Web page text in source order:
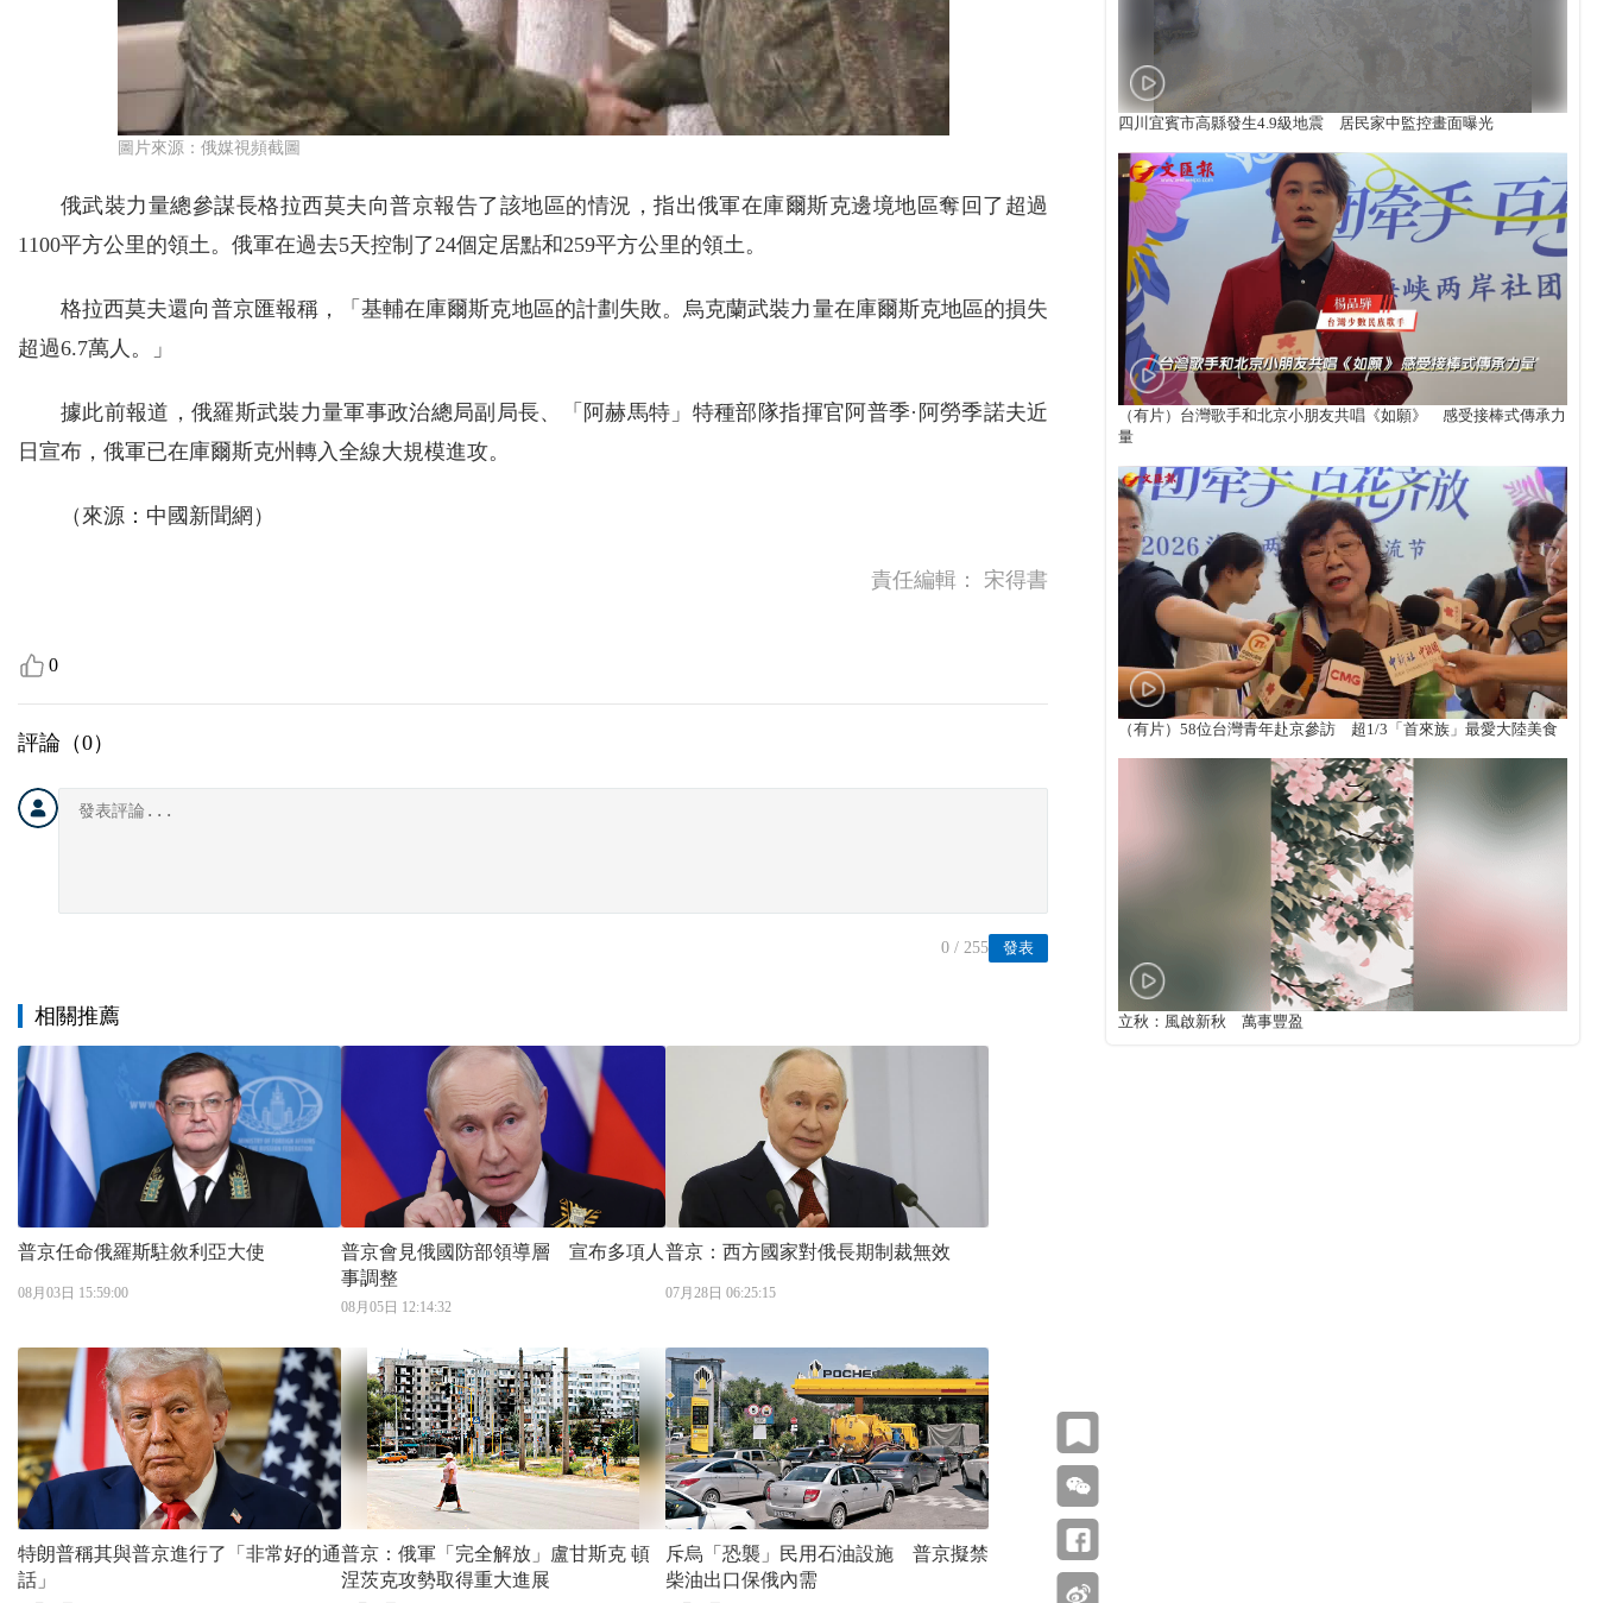
圖片來源：俄媒視頻截圖
俄武裝力量總參謀長格拉西莫夫向普京報告了該地區的情況，指出俄軍在庫爾斯克邊境地區奪回了超過
1100平方公里的領土。俄軍在過去5天控制了24個定居點和259平方公里的領土。
格拉西莫夫還向普京匯報稱，「基輔在庫爾斯克地區的計劃失敗。烏克蘭武裝力量在庫爾斯克地區的損失
超過6.7萬人。」
據此前報道，俄羅斯武裝力量軍事政治總局副局長、「阿赫馬特」特種部隊指揮官阿普季·阿勞季諾夫近
日宣布，俄軍已在庫爾斯克州轉入全線大規模進攻。
（來源：中國新聞網）
責任編輯： 宋得書
0
評論（0）
發表
0 / 255
相關推薦
普京任命俄羅斯駐敘利亞大使
08月03日 15:59:00
普京會見俄國防部領導層 宣布多項人
事調整
08月05日 12:14:32
普京：西方國家對俄長期制裁無效
07月28日 06:25:15
特朗普稱其與普京進行了「非常好的通
話」
普京：俄軍「完全解放」盧甘斯克 頓
涅茨克攻勢取得重大進展
斥烏「恐襲」民用石油設施 普京擬禁
柴油出口保俄內需
四川宜賓市高縣發生4.9級地震 居民家中監控畫面曝光
（有片）台灣歌手和北京小朋友共唱《如願》 感受接棒式傳承力
量
（有片）58位台灣青年赴京參訪 超1/3「首來族」最愛大陸美食
立秋：風啟新秋 萬事豐盈